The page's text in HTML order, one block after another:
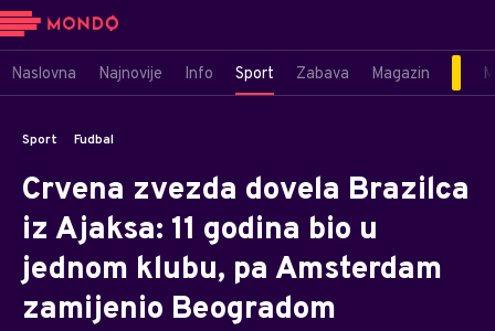
Naslovna Najnovije Info Sport Zabava Magazin
Sport Fudbal
Crvena zvezda dovela Brazilca
iz Ajaksa: 11 godina bio u
jednom klubu, pa Amsterdam
zamijenio Beogradom